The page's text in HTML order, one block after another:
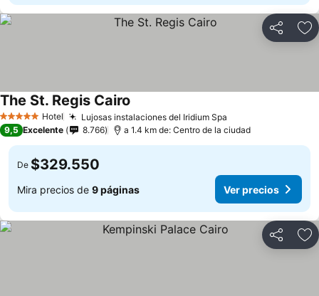
Compartir
5 Estrellas Hotel Lujosas instalaciones del Iridium Spa
The St. Regis Cairo
9,5 Excelente 8.766 a 1.4 km de: Centro de la ciudad
De $329.550
Mira precios de 9 páginas Ver precios
Compartir